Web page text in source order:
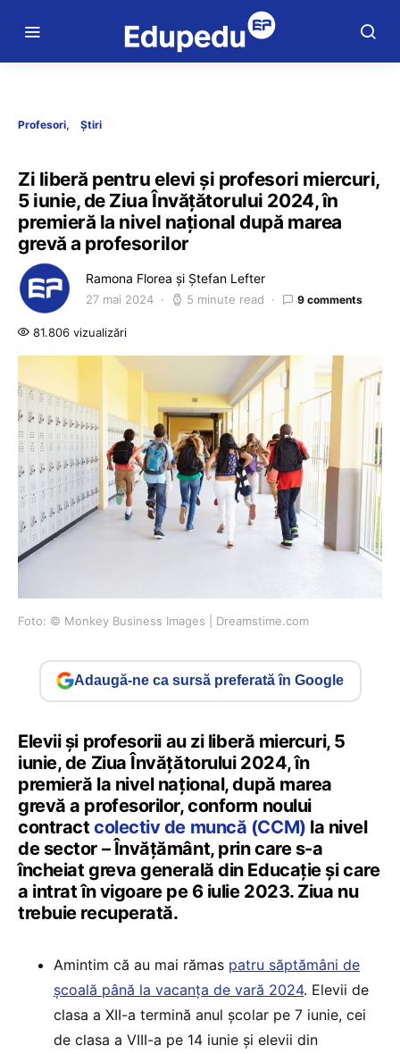
Profesori Știri
Zi liberă pentru elevi și profesori miercuri,
5 iunie, de Ziua Învățătorului 2024, în
premieră la nivel național după marea
grevă a profesorilor
Ramona Florea și Ștefan Lefter
27 mai 2024 5 minute read 9 comments
81.806 vizualizări
Foto: © Monkey Business Images | Dreamstime.com
Adaugă-ne ca sursă preferată în Google
Elevii și profesorii au zi liberă miercuri, 5
iunie, de Ziua Învățătorului 2024, în
premieră la nivel național, după marea
grevă a profesorilor, conform noului
contract colectiv de muncă (CCM) la nivel
de sector – Învățământ, prin care s-a
încheiat greva generală din Educație și care
a intrat în vigoare pe 6 iulie 2023. Ziua nu
trebuie recuperată.
Amintim că au mai rămas patru săptămâni de
școală până la vacanța de vară 2024. Elevii de
clasa a XII-a termină anul școlar pe 7 iunie, cei
de clasa a VIII-a pe 14 iunie și elevii din